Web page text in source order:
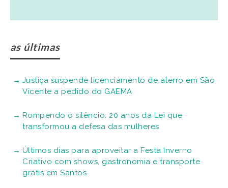
as últimas
Justiça suspende licenciamento de aterro em São
Vicente a pedido do GAEMA
Rompendo o silêncio: 20 anos da Lei que
transformou a defesa das mulheres
Últimos dias para aproveitar a Festa Inverno
Criativo com shows, gastronomia e transporte
grátis em Santos